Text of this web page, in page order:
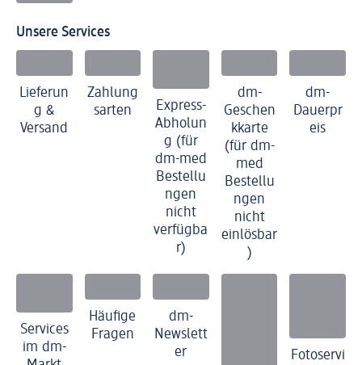
Unsere Services
Lieferun
g &
Versand
Zahlung
sarten
Express-
Abholun
g (für
dm-med
Bestellu
ngen
nicht
verfügba
r)
dm-
Geschen
kkarte
(für dm-
med
Bestellu
ngen
nicht
einlösbar
)
dm-
Dauerpr
eis
Services
im dm-
Häufige
Fragen
dm-
Newslett
er
Fotoservi